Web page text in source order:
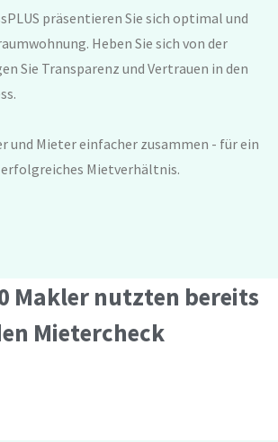
präsentieren Sie sich optimal und
Heben Sie sich von der
Sie Transparenz und Vertrauen in den
und Mieter einfacher zusammen - für ein
Mietverhältnis.
Makler nutzten bereits
Mietercheck